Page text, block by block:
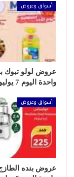
أسواق وعروض
عروض لولو تبوك
واحدة اليوم 7 يوليو 2024
أسواق وعروض
عروض بنده